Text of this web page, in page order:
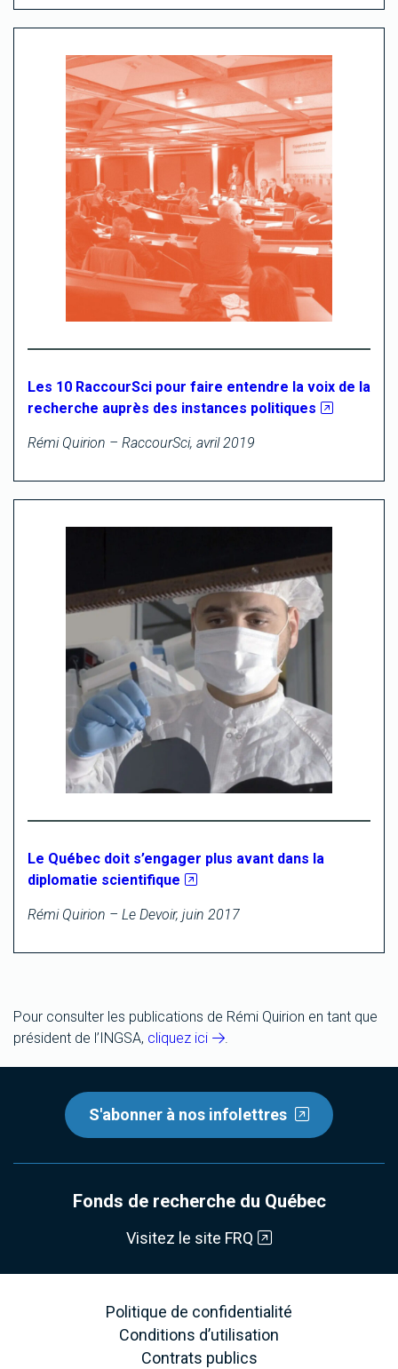
Les 10 RaccourSci pour faire entendre la voix de la
recherche auprès des instances politiques
Rémi Quirion – RaccourSci, avril 2019
Le Québec doit s’engager plus avant dans la
diplomatie scientifique
Rémi Quirion – Le Devoir, juin 2017
Pour consulter les publications de Rémi Quirion en tant que
président de l’INGSA, cliquez ici .
S'abonner à nos infolettres
Fonds de recherche du Québec
Visitez le site FRQ
Politique de confidentialité
Conditions d’utilisation
Contrats publics